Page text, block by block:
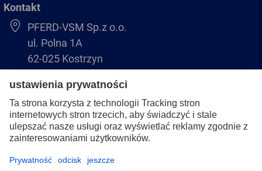
Kontakt
PFERD-VSM Sp.z o.o.
ul. Polna 1A
62-025 Kostrzyn
+48 61 8970 480
biuro@pferdvsm.pl
+48 61 8970 490